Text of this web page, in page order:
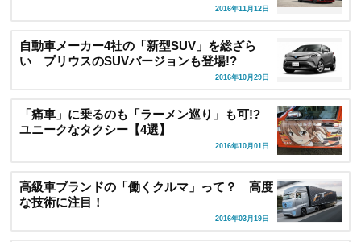
2016年11月12日
自動車メーカー4社の「新型SUV」を総ざら
い プリウスのSUVバージョンも登場!?
2016年10月29日
「痛車」に乗るのも「ラーメン巡り」も可!?
ユニークなタクシー【4選】
2016年10月01日
高級車ブランドの「働くクルマ」って？ 高度
な技術に注目！
2016年03月19日